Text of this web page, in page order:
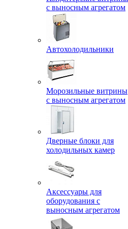
с выносным агрегатом
Автохолодильники
Морозильные витрины
с выносным агрегатом
Дверные блоки для
холодильных камер
Аксессуары для
оборудования с
выносным агрегатом